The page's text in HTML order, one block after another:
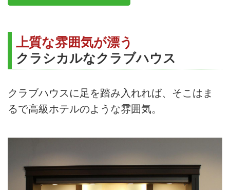
上質な雰囲気が漂う
クラシカルなクラブハウス
クラブハウスに足を踏み入れれば、そこはま
るで高級ホテルのような雰囲気。